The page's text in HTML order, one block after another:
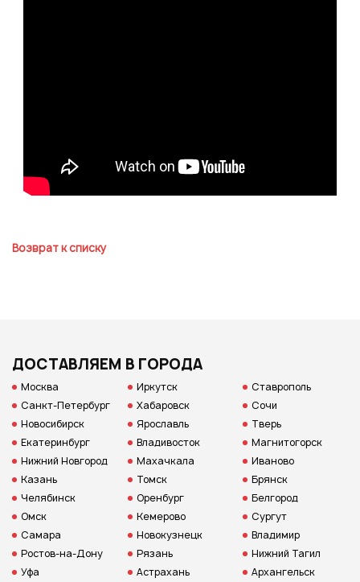
Возврат к списку
ДОСТАВЛЯЕМ В ГОРОДА
Москва
Санкт-Петербург
Новосибирск
Екатеринбург
Нижний Новгород
Казань
Челябинск
Омск
Самара
Ростов-на-Дону
Уфа
Иркутск
Хабаровск
Ярославль
Владивосток
Махачкала
Томск
Оренбург
Кемерово
Новокузнецк
Рязань
Астрахань
Ставрополь
Сочи
Тверь
Магнитогорск
Иваново
Брянск
Белгород
Сургут
Владимир
Нижний Тагил
Архангельск